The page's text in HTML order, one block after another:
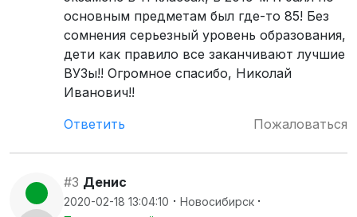
основным предметам был где-то 85! Без
сомнения серьезный уровень образования,
дети как правило все заканчивают лучшие
ВУЗы!! Огромное спасибо, Николай
Иванович!!
Ответить
Пожаловаться
#3 Денис
2020-02-18 13:04:10 · Новосибирск ·